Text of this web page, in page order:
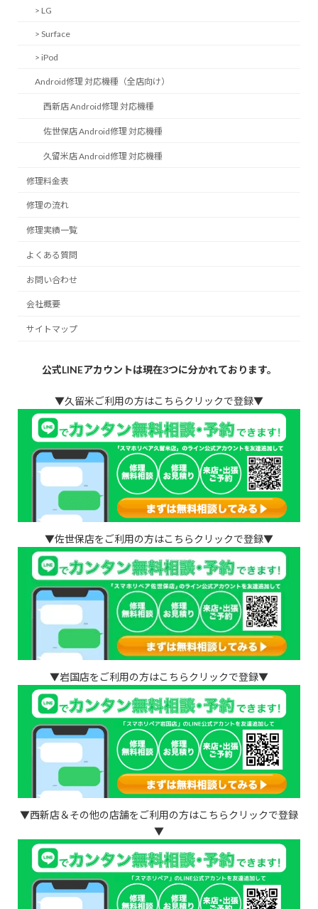
> LG
> Surface
> iPod
Android修理 対応機種（全店向け）
西新店 Android修理 対応機種
佐世保店 Android修理 対応機種
久留米店 Android修理 対応機種
修理料金表
修理の流れ
修理実績一覧
よくある質問
お問い合わせ
会社概要
サイトマップ
公式LINEアカウントは現在3つに分かれております。
▼久留米ご利用の方はこちらクリックで登録▼
▼佐世保店をご利用の方はこちらクリックで登録▼
▼岩国店をご利用の方はこちらクリックで登録▼
▼西新店＆その他の店舗をご利用の方はこちらクリックで登録
▼